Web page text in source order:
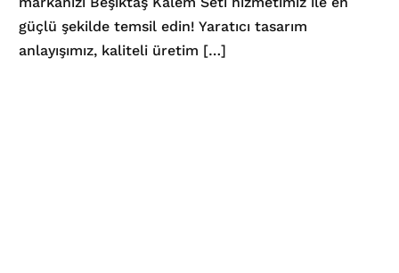
güçlü şekilde temsil edin! Yaratıcı tasarım
anlayışımız, kaliteli üretim […]